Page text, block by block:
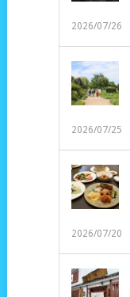
2026/07/26
2026/07/25
2026/07/20